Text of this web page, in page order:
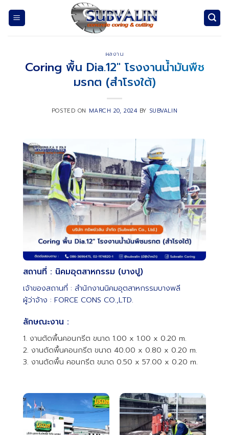
ผลงาน
Coring พื้น Dia.12″ โรงงานน้ำมันพืช
มรกต (สำโรงใต้)
POSTED ON MARCH 20, 2024 BY SUBVALIN
สถานที่ : นิคมอุตสาหกรรม (บางปู)
เจ้าของสถานที่ : สำนักงานนิคมอุตสาหกรรมบางพลี
ผู้ว่าจ้าง : FORCE CONS CO.,LTD.
ลักษณะงาน :
1. งานตัดพื้นคอนกรีต ขนาด 1.00 x 1.00 x 0.20 m.
2. งานตัดพื้นคอนกรีต ขนาด 40.00 x 0.80 x 0.20 m.
3. งานตัดพื้น คอนกรีต ขนาด 0.50 x 57.00 x 0.20 m.